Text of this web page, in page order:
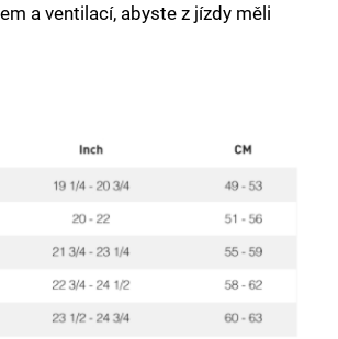
a ventilací, abyste z jízdy měli